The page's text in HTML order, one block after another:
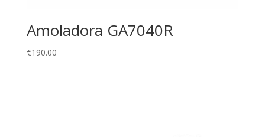
Amoladora GA7040R
€190.00